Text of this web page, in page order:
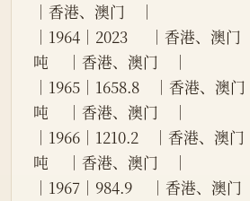
│香港、澳门    │
│1964│2023      │香港、澳
吨     │香港、澳门    │
│1965│1658.8    │香港、澳
吨     │香港、澳门    │
│1966│1210.2    │香港、澳
吨     │香港、澳门    │
│1967│984.9     │香港、澳